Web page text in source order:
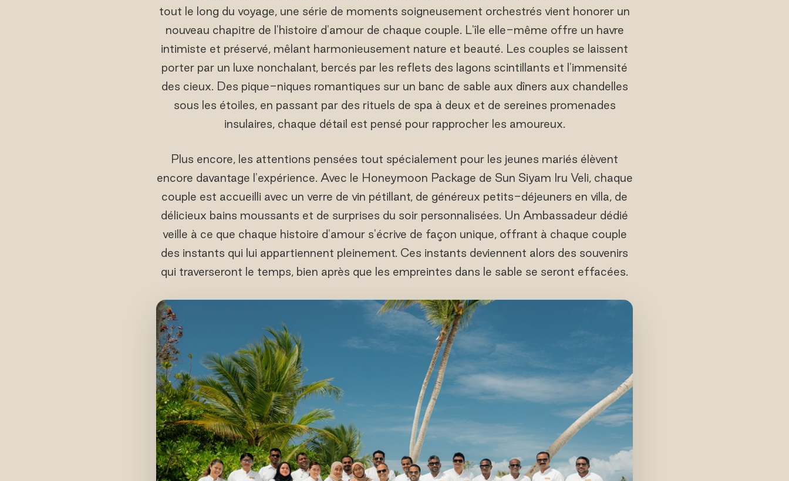
tout le long du voyage, une série de moments soigneusement orchestrés vient honorer un
nouveau chapitre de l'histoire d'amour de chaque couple. L'île elle-même offre un havre
intimiste et préservé, mêlant harmonieusement nature et beauté. Les couples se laissent
porter par un luxe nonchalant, bercés par les reflets des lagons scintillants et l'immensité
des cieux. Des pique-niques romantiques sur un banc de sable aux dîners aux chandelles
sous les étoiles, en passant par des rituels de spa à deux et de sereines promenades
insulaires, chaque détail est pensé pour rapprocher les amoureux.
Plus encore, les attentions pensées tout spécialement pour les jeunes mariés élèvent
encore davantage l'expérience. Avec le Honeymoon Package de Sun Siyam Iru Veli, chaque
couple est accueilli avec un verre de vin pétillant, de généreux petits-déjeuners en villa, de
délicieux bains moussants et de surprises du soir personnalisées. Un Ambassadeur dédié
veille à ce que chaque histoire d'amour s'écrive de façon unique, offrant à chaque couple
des instants qui lui appartiennent pleinement. Ces instants deviennent alors des souvenirs
qui traverseront le temps, bien après que les empreintes dans le sable se seront effacées.